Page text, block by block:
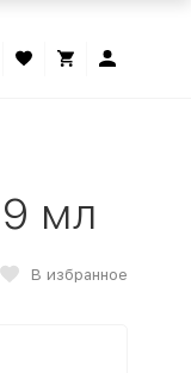
мл
В избранное